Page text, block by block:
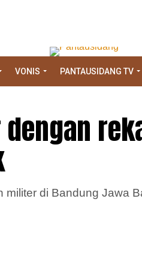
VONIS PANTAUSIDANG TV
di Bandung Jawa